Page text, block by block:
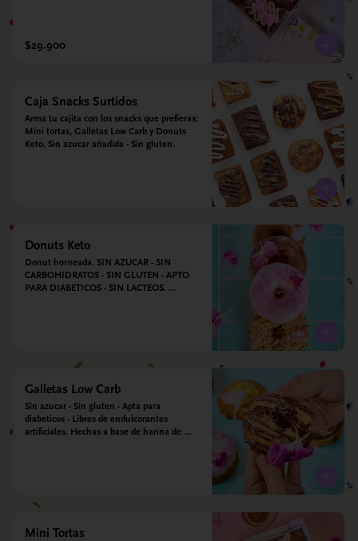
$29.900
Caja Snacks Surtidos
Arma tu cajita con los snacks que prefieras:
Mini tortas, Galletas Low Carb y Donuts
Keto. Sin azucar añadida - Sin gluten.
Donuts Keto
Donut horneada. SIN AZUCAR - SIN
CARBOHIDRATOS - SIN GLUTEN - APTO
PARA DIABETICOS - SIN LACTEOS.
Galletas Low Carb
Sin azucar - Sin gluten - Apta para
diabeticos - Libres de endulcorantes
artificiales. Hechas a base de harina de
Mini Tortas